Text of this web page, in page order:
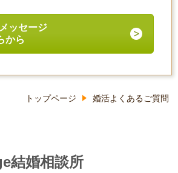
ッセージ
ら
トップページ 婚活よくあるご質問
結婚相談所